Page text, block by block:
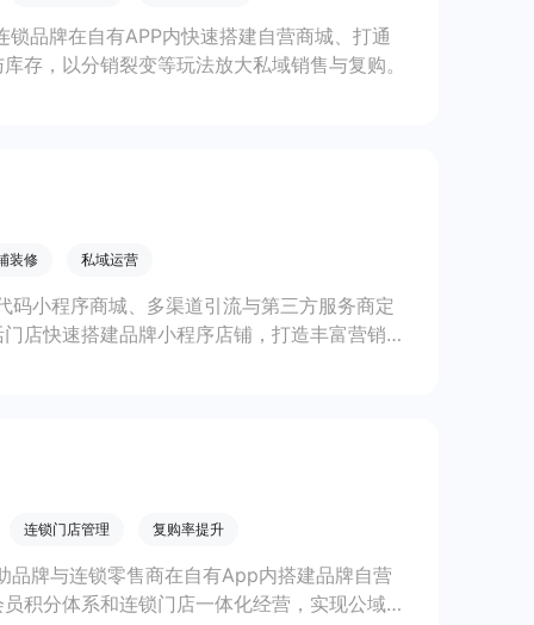
品牌在自有APP内快速搭建自营商城、打通
存，以分销裂变等玩法放大私域销售与复购。
装修 私域运营
小程序商城、多渠道引流与第三方服务商定
店快速搭建品牌小程序店铺，打造丰富营销与
连锁门店管理 复购率提升
牌与连锁零售商在自有App内搭建品牌自营
积分体系和连锁门店一体化经营，实现公域引